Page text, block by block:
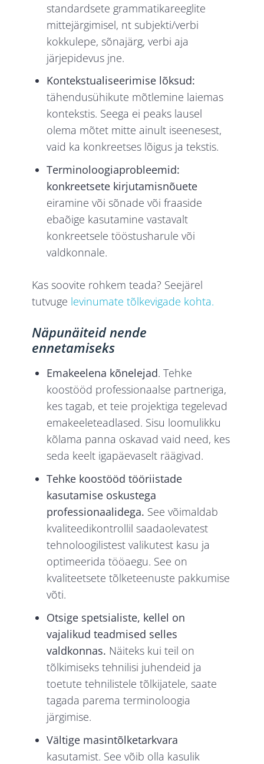
standardsete grammatikareeglite
mittejärgimisel, nt subjekti/verbi
kokkulepe, sõnajärg, verbi aja
järjepidevus jne.
Kontekstualiseerimise lõksud:
tähendusühikute mõtlemine laiemas
kontekstis. Seega ei peaks lausel
olema mõtet mitte ainult iseenesest,
vaid ka konkreetses lõigus ja tekstis.
Terminoloogiaprobleemid:
konkreetsete kirjutamisnõuete
eiramine või sõnade või fraaside
ebaõige kasutamine vastavalt
konkreetsele tööstusharule või
valdkonnale.
Kas soovite rohkem teada? Seejärel
tutvuge levinumate tõlkevigade kohta.
Näpunäiteid nende
ennetamiseks
Emakeelena kõnelejad. Tehke
koostööd professionaalse partneriga,
kes tagab, et teie projektiga tegelevad
emakeeleteadlased. Sisu loomulikku
kõlama panna oskavad vaid need, kes
seda keelt igapäevaselt räägivad.
Tehke koostööd tööriistade
kasutamise oskustega
professionaalidega. See võimaldab
kvaliteedikontrollil saadaolevatest
tehnoloogilistest valikutest kasu ja
optimeerida tööaegu. See on
kvaliteetsete tõlketeenuste pakkumise
võti.
Otsige spetsialiste, kellel on
vajalikud teadmised selles
valdkonnas. Näiteks kui teil on
tõlkimiseks tehnilisi juhendeid ja
toetute tehnilistele tõlkijatele, saate
tagada parema terminoloogia
järgimise.
Vältige masintõlketarkvara
kasutamist. See võib olla kasulik